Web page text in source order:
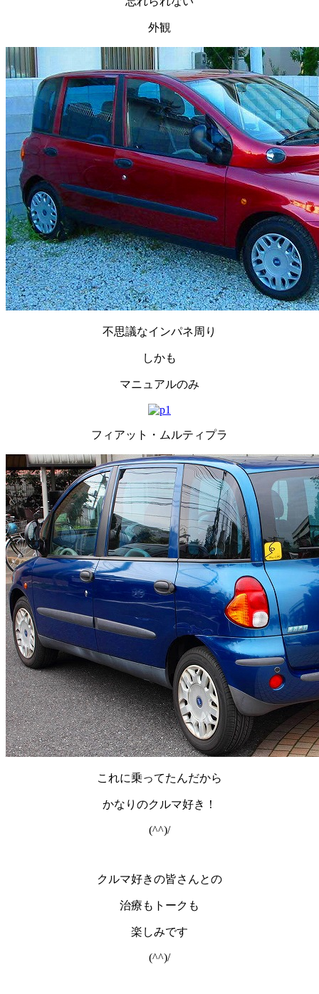
外観
不思議なインパネ周り
しかも
マニュアルのみ
フィアット・ムルティプラ
これに乗ってたんだから
かなりのクルマ好き！
(^^)/
クルマ好きの皆さんとの
治療もトークも
楽しみです
(^^)/